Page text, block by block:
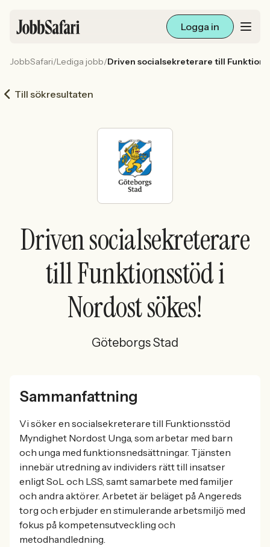
Logga in
Arbetsliv och karriär
För arbetsgivare
Sök med AI
Ny här? Skapa konto
JobbSafari/Lediga jobb/Driven socialsekreterare till
Till sökresultaten
Driven socialsekreterare
till Funktionsstöd i
Nordost sökes!
Göteborgs Stad
Sammanfattning
Vi söker en socialsekreterare till Funktionsstöd
Myndighet Nordost Unga, som arbetar med barn
och unga med funktionsnedsättningar. Tjänsten
innebär utredning av individers rätt till insatser
enligt SoL och LSS, samt samarbete med familjer
och andra aktörer. Arbetet är beläget på Angereds
torg och erbjuder en stimulerande arbetsmiljö med
fokus på kompetensutveckling och
metodhandledning.